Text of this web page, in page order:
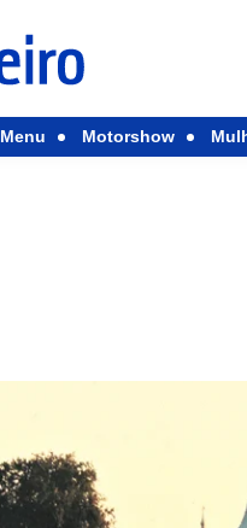
Menu Motorshow